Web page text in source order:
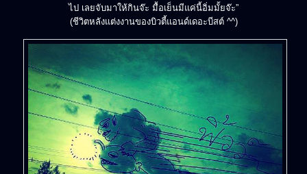
ไป เลยจับมาให้กินจ๊ะ มื้อเย็นมีแค่นี้อิ่มมั้ยจ๊ะ”
(ชีวิตหลังแต่งงานของบิวตี้แอนด์เดอะบีสต์ ^^)